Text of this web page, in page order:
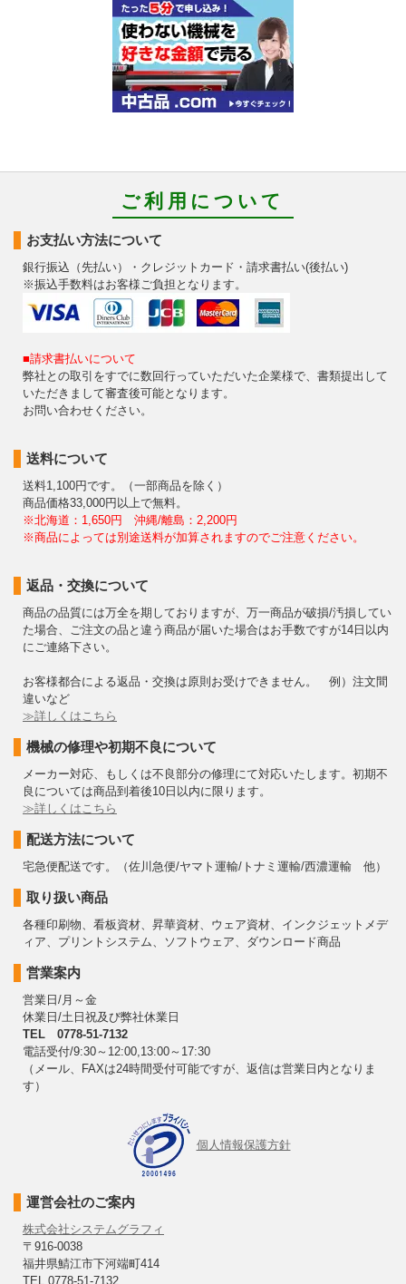
ご利用について
お支払い方法について
銀行振込（先払い）・クレジットカード・請求書払い(後払い)
※振込手数料はお客様ご負担となります。
■請求書払いについて
弊社との取引をすでに数回行っていただいた企業様で、書類提出して
いただきまして審査後可能となります。
お問い合わせください。
送料について
送料1,100円です。（一部商品を除く）
商品価格33,000円以上で無料。
※北海道：1,650円 沖縄/離島：2,200円
※商品によっては別途送料が加算されますのでご注意ください。
返品・交換について
商品の品質には万全を期しておりますが、万一商品が破損/汚損してい
た場合、ご注文の品と違う商品が届いた場合はお手数ですが14日以内
にご連絡下さい。
お客様都合による返品・交換は原則お受けできません。 例）注文間
違いなど
≫詳しくはこちら
機械の修理や初期不良について
メーカー対応、もしくは不良部分の修理にて対応いたします。初期不
良については商品到着後10日以内に限ります。
≫詳しくはこちら
配送方法について
宅急便配送です。（佐川急便/ヤマト運輸/トナミ運輸/西濃運輸 他）
取り扱い商品
各種印刷物、看板資材、昇華資材、ウェア資材、インクジェットメデ
ィア、プリントシステム、ソフトウェア、ダウンロード商品
営業案内
営業日/月～金
休業日/土日祝及び弊社休業日
TEL 0778-51-7132
電話受付/9:30～12:00,13:00～17:30
（メール、FAXは24時間受付可能ですが、返信は営業日内となりま
す）
個人情報保護方針
運営会社のご案内
株式会社システムグラフィ
〒916-0038
福井県鯖江市下河端町414
TEL 0778-51-7132